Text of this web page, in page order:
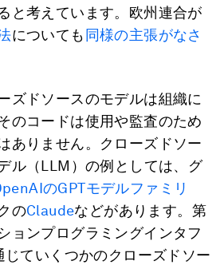
と考えています。欧州連合が
についても 同様の主張がなさ
ズドソースのモデルは組織に
のコードは使用や監査のため
ありません。クローズドソー
ル（LLM）の例としては、グ
のGPTモデルファミリ
のClaudeなどがあります。第
ョンプログラミングインタフ
じていくつかのクローズドソー